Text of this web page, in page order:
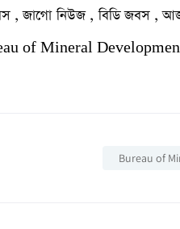
, জাগো নিউজ , বিডি জবস ,
of Mineral
Bureau of